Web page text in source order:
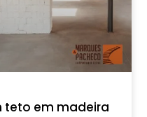
teto em madeira